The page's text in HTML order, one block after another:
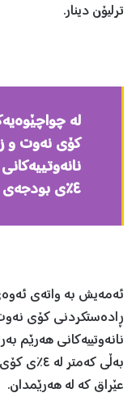
ترلیۆن دینار.
له‌
كۆی نه‌وت و
٤٪ی بودجه‌ی عێراقه‌
ئه‌مه‌یش به‌ واته‌ی
ڕاده‌ستكردنی كۆی
عێراق كه‌ له‌ هه‌رێمدان.